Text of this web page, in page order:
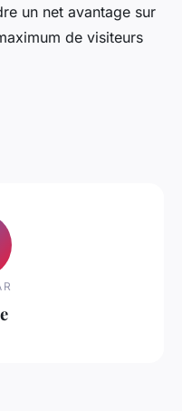
un net avantage sur
de visiteurs